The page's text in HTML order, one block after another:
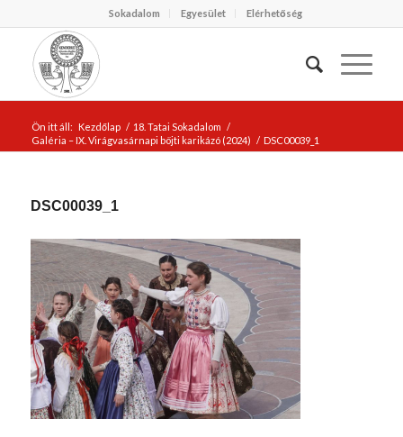
Sokadalom Egyesület Elérhetőség
Ön itt áll: Kezdőlap / 18. Tatai Sokadalom /
Galéria – IX. Virágvasárnapi böjti karikázó (2024) / DSC00039_1
DSC00039_1